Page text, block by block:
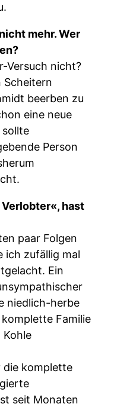
mehr. Wer
Versuch nicht?
Scheitern
beerben zu
eine neue
Person
hast
paar Folgen
ich zufällig mal
Ein
niedlich-herbe
Familie
Kohle
die komplette
seit Monaten